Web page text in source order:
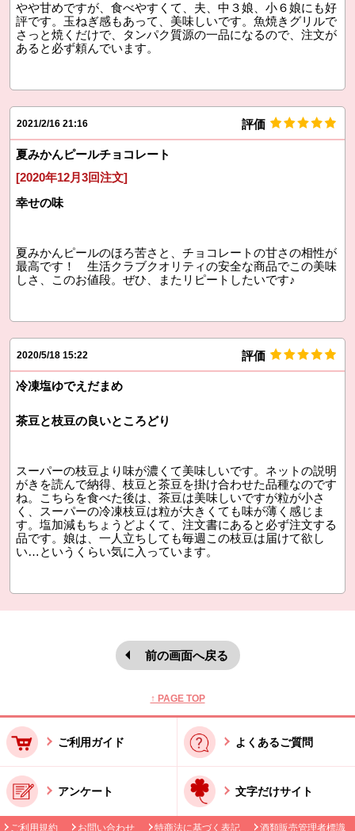
やや甘めですが、食べやすくて、夫、中３娘、小６娘にも好
評です。玉ねぎ感もあって、美味しいです。魚焼きグリルで
さっと焼くだけで、タンパク質源の一品になるので、注文が
あると必ず頼んでいます。
2021/2/16 21:16 評価
夏みかんピールチョコレート
[2020年12月3回注文]
幸せの味
夏みかんピールのほろ苦さと、チョコレートの甘さの相性が
最高です！ 生活クラブクオリティの安全な商品でこの美味
しさ、このお値段。ぜひ、またリピートしたいです♪
2020/5/18 15:22 評価
冷凍塩ゆでえだまめ
茶豆と枝豆の良いところどり
スーパーの枝豆より味が濃くて美味しいです。ネットの説明
がきを読んで納得、枝豆と茶豆を掛け合わせた品種なのです
ね。こちらを食べた後は、茶豆は美味しいですが粒が小さ
く、スーパーの冷凍枝豆は粒が大きくても味が薄く感じま
す。塩加減もちょうどよくて、注文書にあると必ず注文する
品です。娘は、一人立ちしても毎週この枝豆は届けて欲し
い…というくらい気に入っています。
前の画面へ戻る
↑ PAGE TOP
ご利用ガイド よくあるご質問
アンケート 文字だけサイト
ご利用規約 お問い合わせ 特商法に基づく表記 酒類販売管理者標識